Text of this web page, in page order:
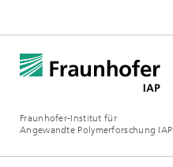
Fraunhofer-Institut für
Angewandte Polymerforschung IAP